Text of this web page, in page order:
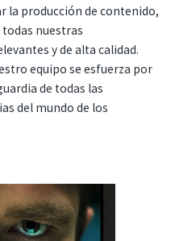
la producción de contenido,
todas nuestras
y de alta calidad.
equipo se esfuerza por
de todas las
del mundo de los